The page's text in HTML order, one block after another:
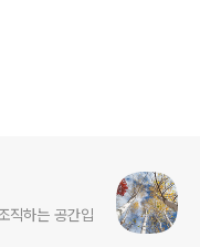
직하는 공간입